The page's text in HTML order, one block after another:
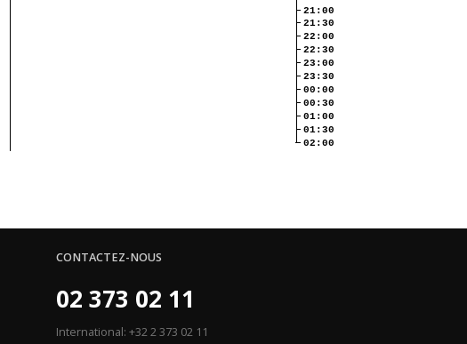
21:00
21:30
22:00
22:30
23:00
23:30
00:00
00:30
01:00
01:30
02:00
CONTACTEZ-NOUS
02 373 02 11
International: +32 2 373 02 11